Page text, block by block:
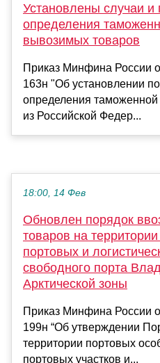
Установлены случаи и
определения
вывозимых товаров
Приказ Минфина России
163н "Об установлении
определения
из Российской Федер...
18:00, 14 Фев
Обновлен порядок
товаров на
портовых и
свободного порта
Арктической зоны
Приказ Минфина России
199н “Об утверждении
территории портовых
портовых участков и...